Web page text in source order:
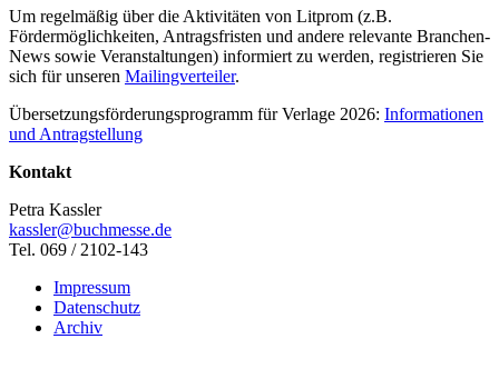
Um regelmäßig über die Aktivitäten von Litprom (z.B.
Fördermöglichkeiten, Antragsfristen und andere relevante Branchen-
News sowie Veranstaltungen) informiert zu werden, registrieren Sie
sich für unseren Mailingverteiler.
Übersetzungsförderungsprogramm für Verlage 2026: Informationen
und Antragstellung
Kontakt
Petra Kassler
kassler@buchmesse.de
Tel. 069 / 2102-143
Impressum
Datenschutz
Archiv